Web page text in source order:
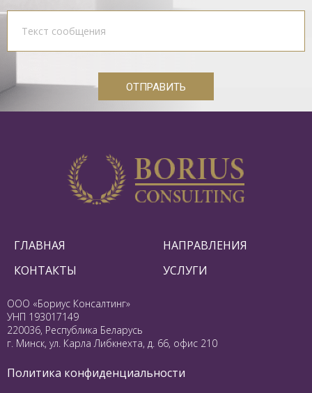
ОТПРАВИТЬ
ГЛАВНАЯ
НАПРАВЛЕНИЯ
КОНТАКТЫ
УСЛУГИ
ООО «Бориус Консалтинг»
УНП 193017149
220036, Республика Беларусь
г. Минск, ул. Карла Либкнехта, д. 66, офис 210
Политика конфиденциальности